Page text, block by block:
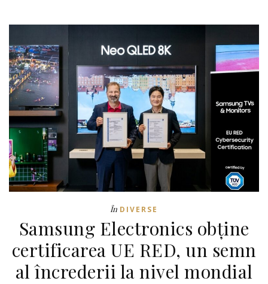
În DIVERSE
Samsung Electronics obține
certificarea UE RED, un semn
al încrederii la nivel mondial